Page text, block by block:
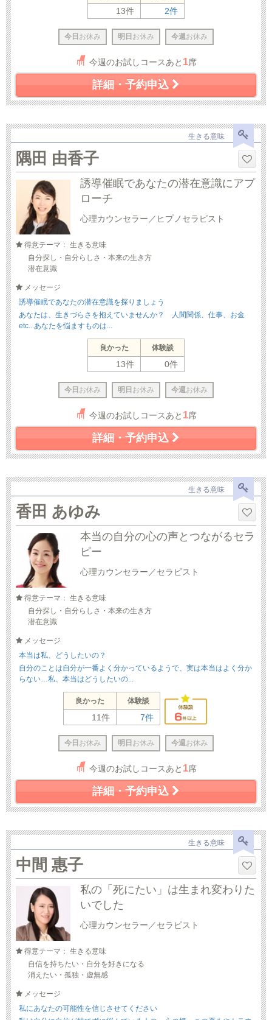
13件 2件
今日 お休み 明日 お休み 今週 お休み
今週のお試しコースあと 1席
詳細・予約申込
生きる意味
隅田 由香子
誘導催眠であなたの潜在意識にアプ
ローチ
心理カウンセラー／ヒプノセラピスト
得意テーマ： 生きる意味
自分探し・自分らしさ・本来の生き方
潜在意識
メッセージ
誘導催眠であなたの潜在意識を探りましょう
あなたは、生きづらさを抱えていませんか？ 人間関係、仕事、お金
etc...あなたを悩ますものは...
良かった 体験談
13件 0件
今日 お休み 明日 お休み 今週 お休み
今週のお試しコースあと 1席
詳細・予約申込
生きる意味
香田 あゆみ
本当の自分の心の声とつながるセラ
ピー
心理カウンセラー／セラピスト
得意テーマ： 生きる意味
自分探し・自分らしさ・本来の生き方
潜在意識
メッセージ
本当は私、どうしたいの？
自分のことは自分が一番よく分かっているようで、実は本当はよく分か
らない…私、本当はどうしたいの...
良かった 体験談
11件 7件
今日 お休み 明日 お休み 今週 お休み
今週のお試しコースあと 1席
詳細・予約申込
生きる意味
中間 惠子
私の「死にたい」は生まれ変わりた
いでした
心理カウンセラー／セラピスト
得意テーマ： 生きる意味
自信を持ちたい・自分を好きになる
消えたい・孤独・虚無感
メッセージ
私にあなたの可能性を信じさせてください